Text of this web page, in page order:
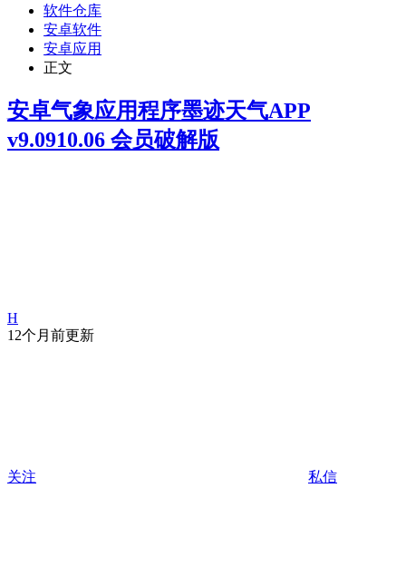
软件仓库
安卓软件
安卓应用
正文
安卓气象应用程序墨迹天气APP
v9.0910.06 会员破解版
H
12个月前更新
关注 私信